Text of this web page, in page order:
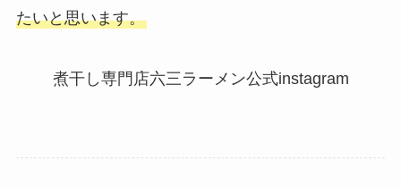
たいと思います。
煮干し専門店六三ラーメン公式instagram